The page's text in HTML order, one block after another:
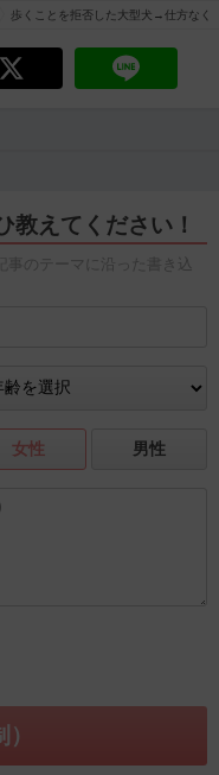
歩くことを拒否した大型犬→仕方なく
教えてください！
のテーマに沿った書き込
女性 男性